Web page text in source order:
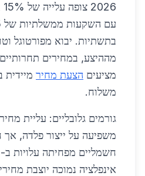
מההיצע, במחירים
מציעים הצעת מחיר
משלוח.
משפיעה על ייצור פלדה, אך